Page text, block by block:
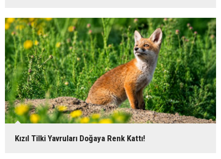
Kızıl Tilki Yavruları Doğaya Renk Kattı!